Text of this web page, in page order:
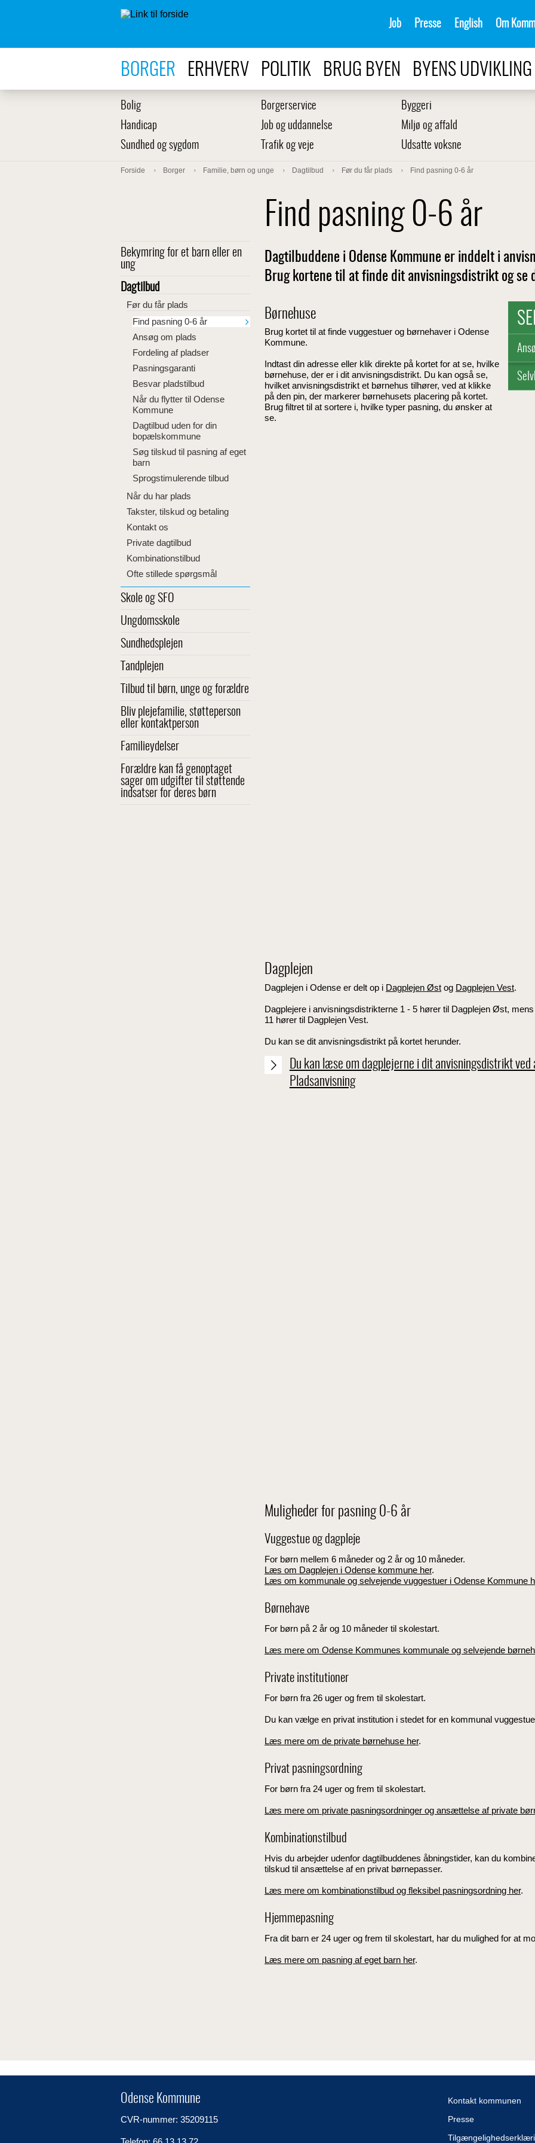
Job Presse English Om
BORGER ERHVERV POLITIK BRUG BYEN BYENS UDVIKLING
Bolig Borgerservice
Byggeri
Handicap
Job og uddannelse
Miljø og affald
Sundhed og sygdom
Trafik og veje Udsatte voksne
Forside Borger Familie, børn og unge Dagtilbud Før du får plads Find pasning 0-6 år
Bekymring for et barn eller en
ung
Dagtilbud
Før du får plads
Find pasning 0-6 år
Ansøg om plads
Fordeling af pladser
Pasningsgaranti
Besvar pladstilbud
Når du flytter til Odense
Kommune
Dagtilbud uden for din
bopælskommune
Søg tilskud til pasning af eget
barn
Sprogstimulerende tilbud
Når du har plads
Takster, tilskud og betaling
Kontakt os
Private dagtilbud
Kombinationstilbud
Ofte stillede spørgsmål
Skole og SFO
Ungdomsskole
Sundhedsplejen
Tandplejen
Tilbud til børn, unge og forældre
Bliv plejefamilie, støtteperson
eller kontaktperson
Familieydelser
Forældre kan få genoptaget
sager om udgifter til støttende
indsatser for deres børn
Find pasning 0-6 år
Dagtilbuddene i Odense Kommune er inddelt i
Brug kortene til at finde dit anvisningsdistrikt og
Børnehuse
Brug kortet til at finde vuggestuer og børnehaver i Odense
Kommune.
Indtast din adresse eller klik direkte på kortet for at se, hvilke
børnehuse, der er i dit anvisningsdistrikt. Du kan også se,
hvilket anvisningsdistrikt et børnehus tilhører, ved at klikke
på den pin, der markerer børnehusets placering på kortet.
Brug filtret til at sortere i, hvilke typer pasning, du ønsker at
se.
Dagplejen
Dagplejen i Odense er delt op i Dagplejen Øst og Dagplejen Vest.
Dagplejere i anvisningsdistrikterne 1 - 5 hører til Dagplejen Øst,
11 hører til Dagplejen Vest.
Du kan se dit anvisningsdistrikt på kortet herunder.
Du kan læse om dagplejerne i dit anvisningsdistrikt ved
Pladsanvisning
Muligheder for pasning 0-6 år
Vuggestue og dagpleje
For børn mellem 6 måneder og 2 år og 10 måneder.
Læs om Dagplejen i Odense kommune her.
Læs om kommunale og selvejende vuggestuer i Odense Kommune
Børnehave
For børn på 2 år og 10 måneder til skolestart.
Læs mere om Odense Kommunes kommunale og selvejende
Private institutioner
For børn fra 26 uger og frem til skolestart.
Du kan vælge en privat institution i stedet for en kommunal
Læs mere om de private børnehuse her.
Privat pasningsordning
For børn fra 24 uger og frem til skolestart.
Læs mere om private pasningsordninger og ansættelse af private
Kombinationstilbud
Hvis du arbejder udenfor dagtilbuddenes åbningstider, kan du
tilskud til ansættelse af en privat børnepasser.
Læs mere om kombinationstilbud og fleksibel pasningsordning her.
Hjemmepasning
Fra dit barn er 24 uger og frem til skolestart, har du mulighed for at
Læs mere om pasning af eget barn her.
Odense Kommune
CVR-nummer: 35209115
Kontakt kommunen
Presse